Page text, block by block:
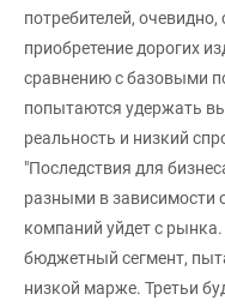
потребителей,
приобретение дорогих
сравнению с базовыми
попытаются удержать
реальность и низкий
"Последствия для
разными в зависимости
компаний уйдет с
бюджетный сегмент,
низкой марже. Третьи